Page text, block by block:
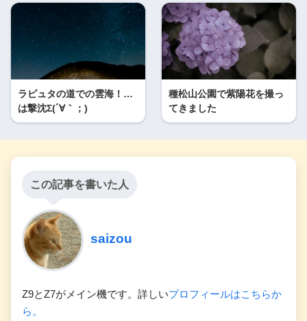
ラピュタの道での雲海！…
は撃沈Σ(´∀｀；)
種松山公園で紫陽花を撮っ
てきました
この記事を書いた人
saizou
Z9とZ7がメイン機です。詳しいプロフィールはこちらか
ら。